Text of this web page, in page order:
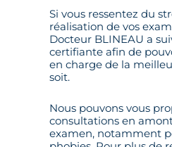
Si vous ressentez du
réalisation de vos
Docteur BLINEAU a
certifiante afin de
en charge de la
soit.
Nous pouvons vous
consultations en
examen, notamment